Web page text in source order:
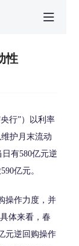
性
行”）以利率
护月末流动
有580亿元逆
亿元。
作力度，并
体来看，春
元逆回购操作